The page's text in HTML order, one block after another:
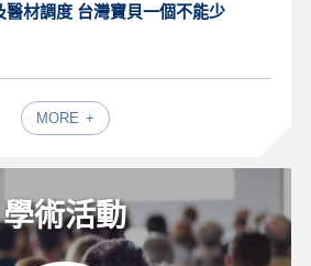
醫材調度 台灣寶貝一個不能少
MORE
學術活動